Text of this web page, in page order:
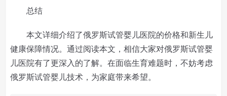
总结
本文详细介绍了俄罗斯试管婴儿医院的价格和新生儿
健康保障情况。通过阅读本文，相信大家对俄罗斯试管婴
儿医院有了更深入的了解。在面临生育难题时，不妨考虑
俄罗斯试管婴儿技术，为家庭带来希望。